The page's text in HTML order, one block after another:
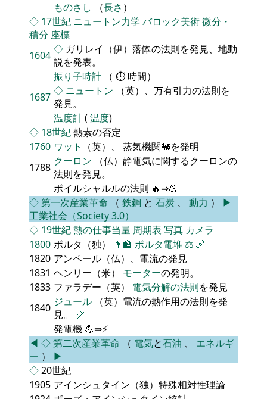
ものさし （長さ ）
◇ 17世紀 ニュートン力学 バロック美術微分・
積分 座標
1604 ◇ ガリレイ（伊）落体の法則を発見、地動
説を発表。
振り子時計 （ ⏱ 時間）
1687 ◇ ニュートン （英）、万有引力の法則を
発見。
温度計( 温度)
◇ 18世紀熱素の否定
1760 ワット
（英）、 蒸気機関🚂を発明
1788 クーロン （仏）静電気に関するクーロンの
法則を発見。
ボイルシャルルの法則 🔥⇒💪
◇第一次産業革命 （ 鉄鋼 と 石炭 、 動力 ） ▶
工業社会（Society 3.0）
◇ 19世紀熱の仕事当量 周期表 写真 カメラ
1800 ボルタ（独） 👨‍🏫 ボルタ電堆 ⚖️ 📏
1820 アンペール（仏）、電流の発見
1831 ヘンリー（米） モーターの発明。
1833 ファラデー（英） 電気分解の法則を発見
1840 ジュール （英）電流の熱作用の法則を発
見。 📏
発電機 💪⇒⚡
◀ ◇第二次産業革命 （ 電気と石油 、 エネルギ
ー ） ▶
◇20世紀
1905 アインシュタイン（独）特殊相対性理論